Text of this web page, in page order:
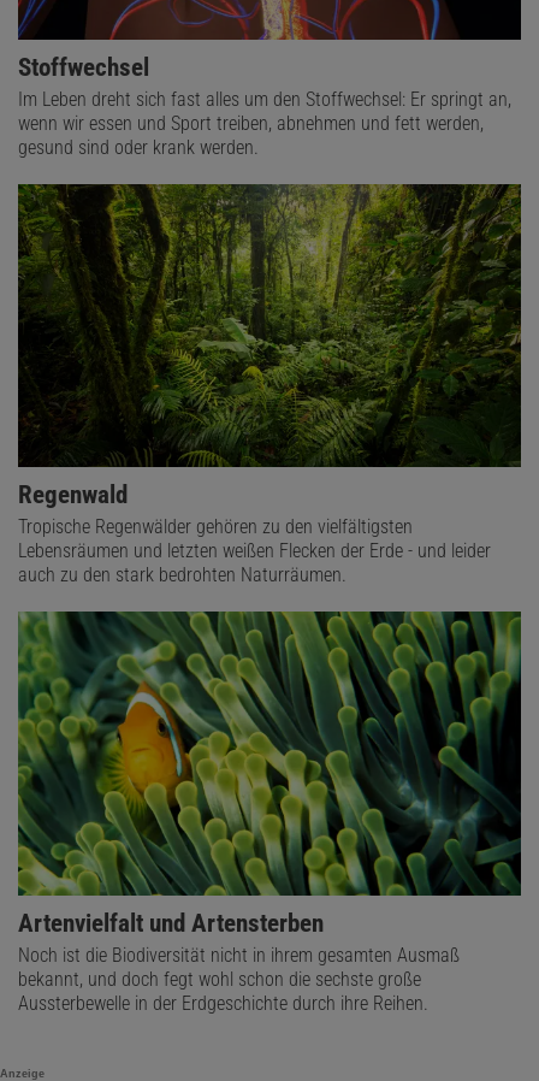
Stoffwechsel
Im Leben dreht sich fast alles um den Stoffwechsel: Er springt an,
wenn wir essen und Sport treiben, abnehmen und fett werden,
gesund sind oder krank werden.
Regenwald
Tropische Regenwälder gehören zu den vielfältigsten
Lebensräumen und letzten weißen Flecken der Erde - und leider
auch zu den stark bedrohten Naturräumen.
Artenvielfalt und Artensterben
Noch ist die Biodiversität nicht in ihrem gesamten Ausmaß
bekannt, und doch fegt wohl schon die sechste große
Aussterbewelle in der Erdgeschichte durch ihre Reihen.
Anzeige